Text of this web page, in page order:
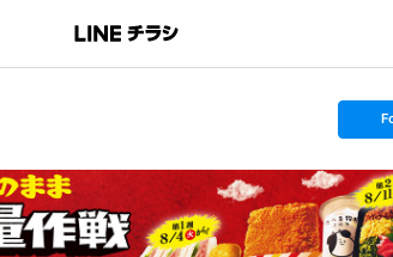
s
t
o
l
l
o
w